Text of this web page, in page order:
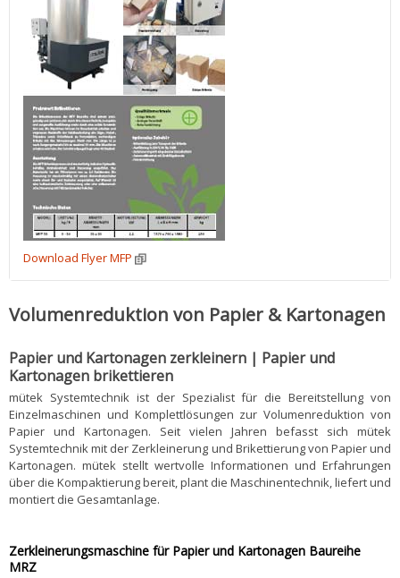
Download Flyer MFP
Volumenreduktion von Papier & Kartonagen
Papier und Kartonagen zerkleinern | Papier und
Kartonagen brikettieren
mütek Systemtechnik ist der Spezialist für die Bereitstellung von
Einzelmaschinen und Komplettlösungen zur Volumenreduktion von
Papier und Kartonagen. Seit vielen Jahren befasst sich mütek
Systemtechnik mit der Zerkleinerung und Brikettierung von Papier und
Kartonagen. mütek stellt wertvolle Informationen und Erfahrungen
über die Kompaktierung bereit, plant die Maschinentechnik, liefert und
montiert die Gesamtanlage.
Zerkleinerungsmaschine fürPapier und Kartonagen Baureihe
MRZ